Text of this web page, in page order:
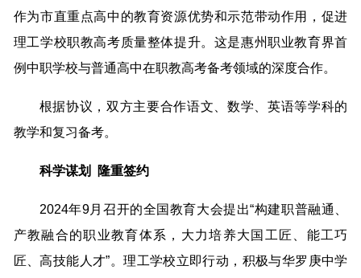
作为市直重点高中的教育资源优势和示范带动作用，促进
理工学校职教高考质量整体提升。这是惠州职业教育界首
例中职学校与普通高中在职教高考备考领域的深度合作。
根据协议，双方主要合作语文、数学、英语等学科的
教学和复习备考。
科学谋划 隆重签约
2024年9月召开的全国教育大会提出“构建职普融通、
产教融合的职业教育体系，大力培养大国工匠、能工巧
匠、高技能人才”。理工学校立即行动，积极与华罗庚中学